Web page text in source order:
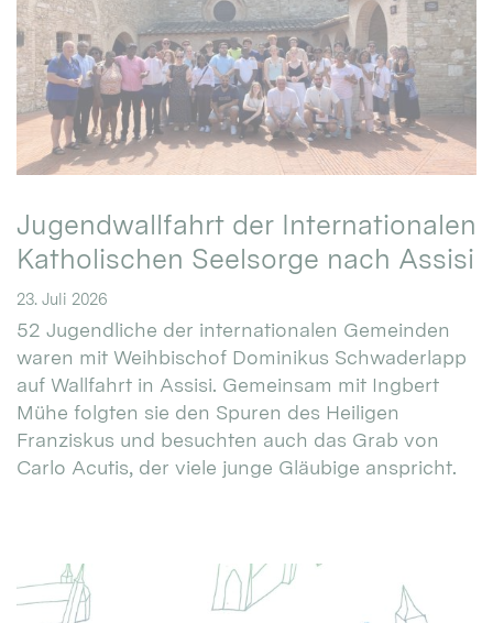
Jugendwallfahrt der Internationalen
Katholischen Seelsorge nach Assisi
23. Juli 2026
52 Jugendliche der internationalen Gemeinden
waren mit Weihbischof Dominikus Schwaderlapp
auf Wallfahrt in Assisi. Gemeinsam mit Ingbert
Mühe folgten sie den Spuren des Heiligen
Franziskus und besuchten auch das Grab von
Carlo Acutis, der viele junge Gläubige anspricht.